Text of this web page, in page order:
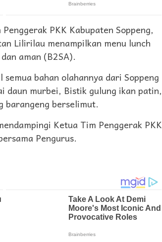
PKK Kabupaten Soppeng,
Lilirilau menampilkan menu lunch
aman (B2SA).
bahan olahannya dari Soppeng
murbei, Bistik gulung ikan patin,
barangeng berselimut.
Ketua Tim Penggerak PKK
Pengurus.